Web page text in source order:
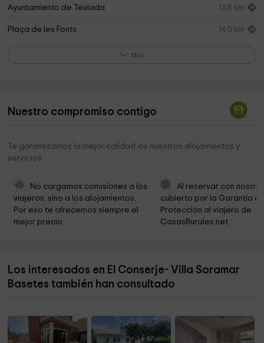
Ayuntamiento de Teulada 13,8 km
Plaça de les Fonts 14,0 km
Ayuntamiento de Tormos 15,1 km
Ayuntamiento de Pego
Parc De La Paraula
Ayuntamiento de Benissa
Seu Universitària 15,4 km
Sala del Consell 15,4 km
Más
Nuestro compromiso contigo
Te garantizamos la mejor calidad de nuestros alojamientos y
servicios
No cargamos comisiones a los
viajeros, sino a los alojamientos.
Por eso te ofrecemos siempre el
mejor precio.
Al reservar con
cubierto por la Garantía
Protección al viajero de
CasasRurales.net
Los interesados en El Conserje- Villa Soramar
Basetes también han consultado